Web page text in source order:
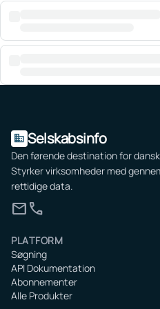
domain Selskabsinfo
Den førende destination for
Styrker virksomheder med
rettidige data.
mailcall
PLATFORM
Søgning
API Dokumentation
Abonnementer
Alle Produkter